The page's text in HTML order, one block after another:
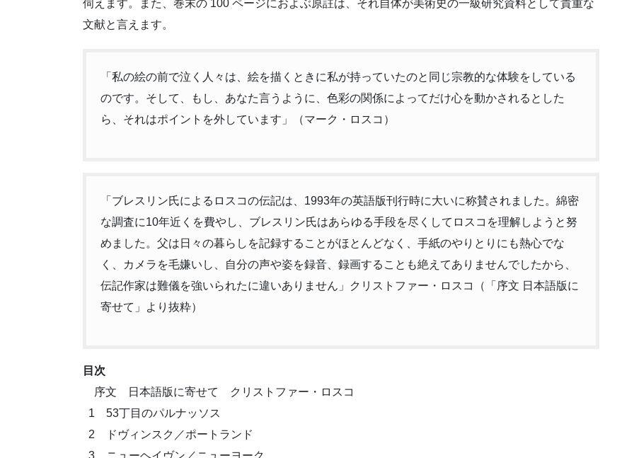
伺えます。また、巻末の 100 ページにおよぶ原註は、それ自体が美術史の一級研究資料として貴重な
文献と言えます。
「私の絵の前で泣く人々は、絵を描くときに私が持っていたのと同じ宗教的な体験をしている
のです。そして、もし、あなた言うように、色彩の関係によってだけ心を動かされるとした
ら、それはポイントを外しています」（マーク・ロスコ）
「ブレスリン氏によるロスコの伝記は、1993年の英語版刊行時に大いに称賛されました。綿密
な調査に10年近くを費やし、ブレスリン氏はあらゆる手段を尽くしてロスコを理解しようと努
めました。父は日々の暮らしを記録することがほとんどなく、手紙のやりとりにも熱心でな
く、カメラを毛嫌いし、自分の声や姿を録音、録画することも絶えてありませんでしたから、
伝記作家は難儀を強いられたに違いありません」クリストファー・ロスコ（「序文 日本語版に
寄せて」より抜粋）
目次
序文 日本語版に寄せて クリストファー・ロスコ
1 53丁目のパルナッソス
2 ドヴィンスク／ポートランド